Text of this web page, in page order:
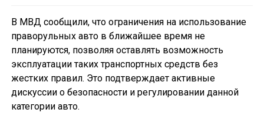
В МВД сообщили, что ограничения на использование
праворульных авто в ближайшее время не
планируются, позволяя оставлять возможность
эксплуатации таких транспортных средств без
жестких правил. Это подтверждает активные
дискуссии о безопасности и регулировании данной
категории авто.